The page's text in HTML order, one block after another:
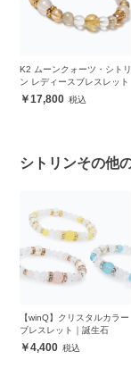
K2 ムーンクォーツ・シトリ
ン レディースブレスレット
17,800
シトリンその他
【winQ】クリスタルカラー
ブレスレット｜誕生石
4,400